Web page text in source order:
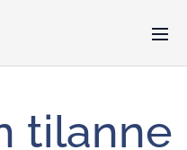
tilanne